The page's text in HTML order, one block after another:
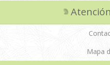
Mapa